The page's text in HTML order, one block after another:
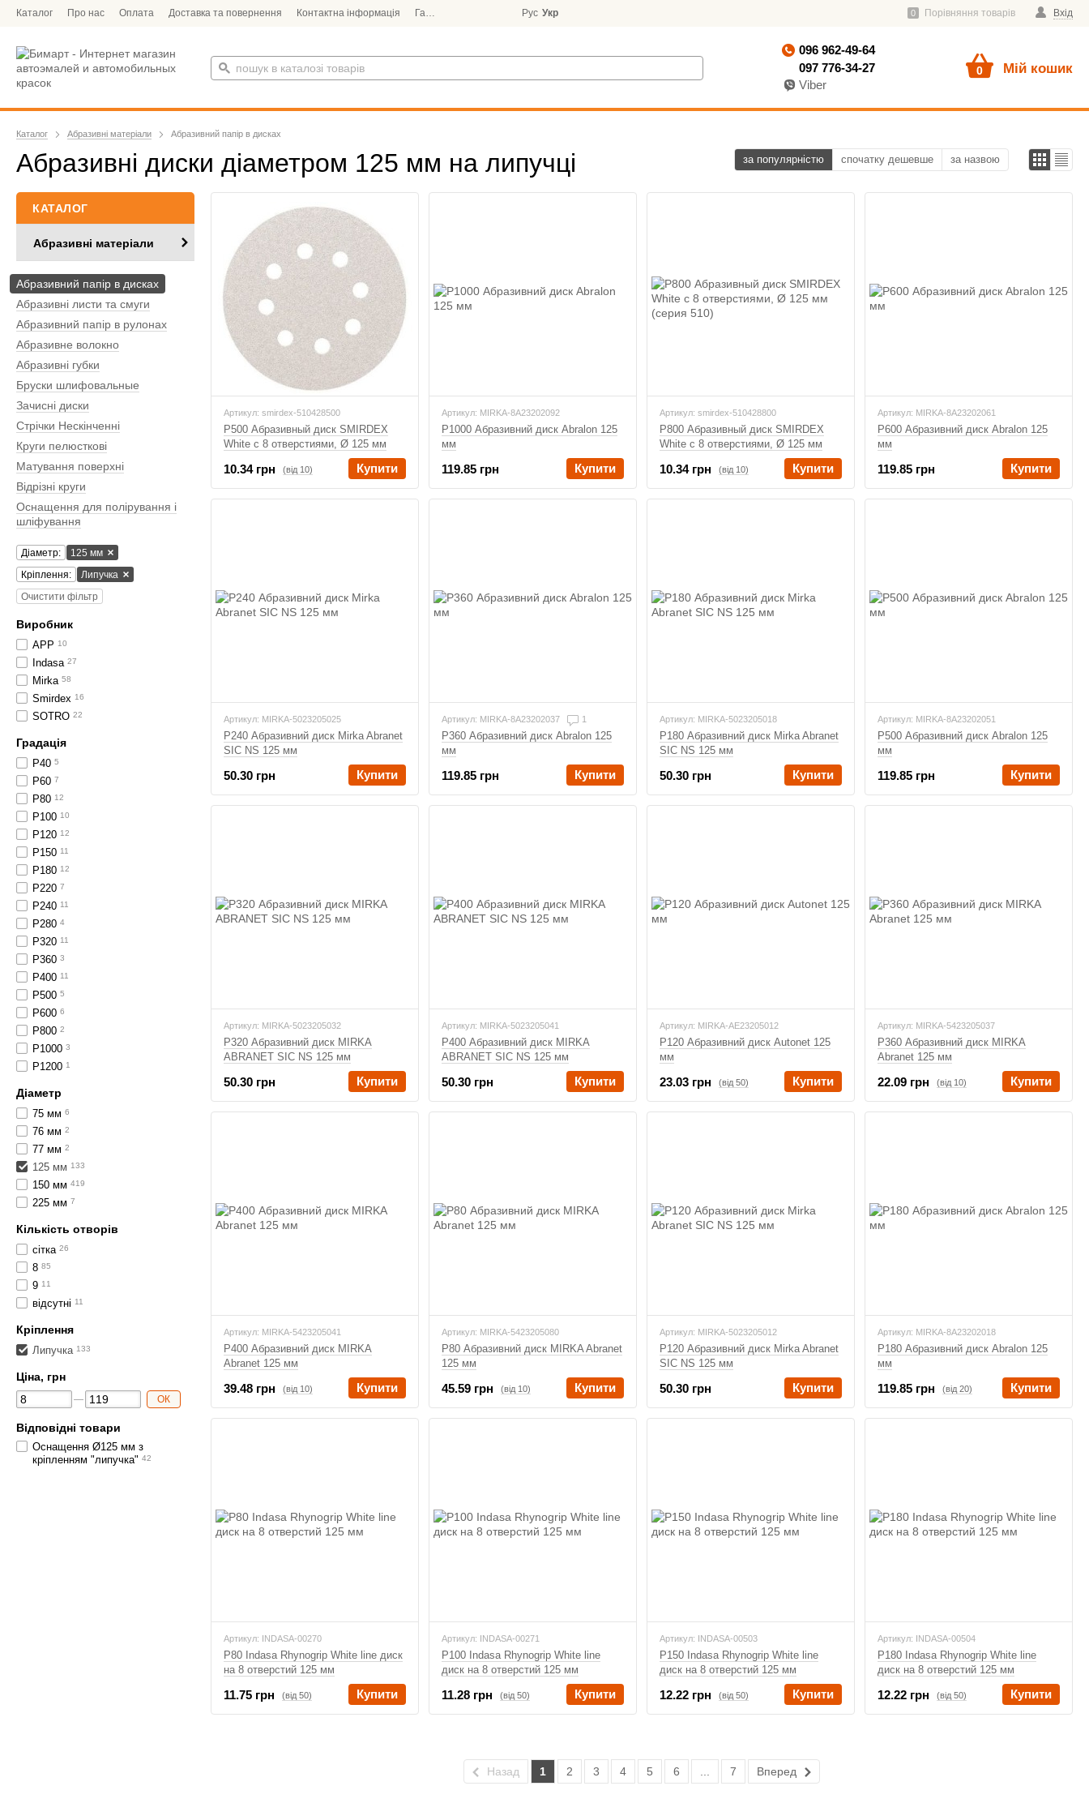
Каталог Про нас Оплата Доставка та повернення Контактна інформація Гарантія Вхід
0 Порівняння товарів
Рус Укр
096 962-49-64
097 776-34-27
Viber
0 Мій кошик
Каталог Абразивні матеріали Абразивний папір в дисках
Абразивні диски діаметром 125 мм на липучці за популярністю спочатку дешевше за назвою
Артикул: smirdex-510428500
P500 Абразивный диск SMIRDEX
White с 8 отверстиями, Ø 125 мм
10.34 грн (від 10) Купити
Артикул: MIRKA-8A23202092
P1000 Абразивний диск Abralon 125
мм
119.85 грн Купити
Артикул: smirdex-510428800
P800 Абразивный диск SMIRDEX
White с 8 отверстиями, Ø 125 мм
10.34 грн (від 10) Купити
Артикул: MIRKA-8A23202061
P600 Абразивний диск Abralon 125
мм
119.85 грн Купити
Артикул: MIRKA-5023205025
P240 Абразивний диск Mirka Abranet
SIC NS 125 мм
50.30 грн Купити
Артикул: MIRKA-8A23202037 1
P360 Абразивний диск Abralon 125
мм
119.85 грн Купити
Артикул: MIRKA-5023205018
P180 Абразивний диск Mirka Abranet
SIC NS 125 мм
50.30 грн Купити
Артикул: MIRKA-8A23202051
P500 Абразивний диск Abralon 125
мм
119.85 грн Купити
Артикул: MIRKA-5023205032
P320 Абразивний диск MIRKA
ABRANET SIC NS 125 мм
50.30 грн Купити
Артикул: MIRKA-5023205041
P400 Абразивний диск MIRKA
ABRANET SIC NS 125 мм
50.30 грн Купити
Артикул: MIRKA-AE23205012
P120 Абразивний диск Autonet 125
мм
23.03 грн (від 50) Купити
Артикул: MIRKA-5423205037
P360 Абразивний диск MIRKA
Abranet 125 мм
22.09 грн (від 10) Купити
Артикул: MIRKA-5423205041
P400 Абразивний диск MIRKA
Abranet 125 мм
39.48 грн (від 10) Купити
Артикул: MIRKA-5423205080
P80 Абразивний диск MIRKA Abranet
125 мм
45.59 грн (від 10) Купити
Артикул: MIRKA-5023205012
P120 Абразивний диск Mirka Abranet
SIC NS 125 мм
50.30 грн Купити
Артикул: MIRKA-8A23202018
P180 Абразивний диск Abralon 125
мм
119.85 грн (від 20) Купити
Артикул: INDASA-00270
P80 Indasa Rhynogrip White line диск
на 8 отверстий 125 мм
11.75 грн (від 50) Купити
Артикул: INDASA-00271
P100 Indasa Rhynogrip White line
диск на 8 отверстий 125 мм
11.28 грн (від 50) Купити
Артикул: INDASA-00503
P150 Indasa Rhynogrip White line
диск на 8 отверстий 125 мм
12.22 грн (від 50) Купити
Артикул: INDASA-00504
P180 Indasa Rhynogrip White line
диск на 8 отверстий 125 мм
12.22 грн (від 50) Купити
Назад 1 2 3 4 5 6 7 Вперед
КАТАЛОГ
Абразивні матеріали
Абразивний папір в дисках
Абразивні листи та смуги
Абразивний папір в рулонах
Абразивне волокно
Абразивні губки
Бруски шлифовальные
Зачисні диски
Стрічки Нескінченні
Круги пелюсткові
Матування поверхні
Відрізні круги
Оснащення для полірування і
шліфування
Діаметр:
125 мм
Кріплення:
Липучка
Очистити фільтр
Виробник
APP 10
Indasa 27
Mirka 58
Smirdex 16
SOTRO 22
Градація
P40 5
P60 7
P80 12
P100 10
P120 12
P150 11
P180 12
P220 7
P240 11
P280 4
P320 11
P360 3
P400 11
P500 5
P600 6
P800 2
P1000 3
P1200 1
Діаметр
75 мм 6
76 мм 2
77 мм 2
125 мм 133
150 мм 419
225 мм 7
Кількість отворів
сітка 26
8 85
9 11
відсутні 11
Кріплення
Липучка 133
Ціна, грн
ОК
Відповідні товари
Оснащення Ø125 мм з
кріпленням "липучка" 42